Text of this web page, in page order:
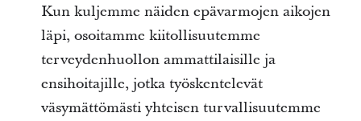
Kun kuljemme näiden epävarmojen aikojen
läpi, osoitamme kiitollisuutemme
terveydenhuollon ammattilaisille ja
ensihoitajille, jotka työskentelevät
väsymättömästi yhteisen turvallisuutemme